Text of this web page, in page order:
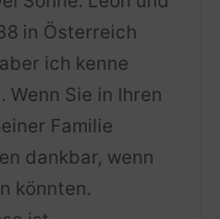
in Österreich
ich kenne
Wenn Sie in Ihren
Familie
dankbar, wenn
könnten.